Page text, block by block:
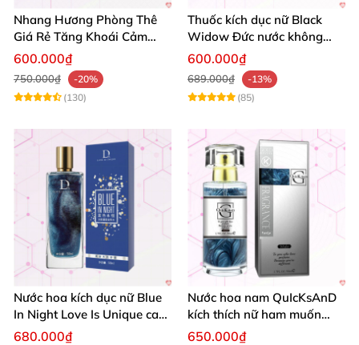
Nhang Hương Phòng Thê
Giá Rẻ Tăng Khoái Cảm
Nhanh Chóng
600.000₫
750.000₫
-20%
(130)
Thuốc kích dục nữ Black
Widow Đức nước không
mùi mạnh hiệu quả giá tốt
600.000₫
689.000₫
-13%
(85)
Nước hoa kích dục nữ Blue
In Night Love Is Unique cao
cấp hút hồn
680.000₫
Nước hoa nam QuIcKsAnD
kích thích nữ ham muốn
mãnh liệt không mùi
650.000₫